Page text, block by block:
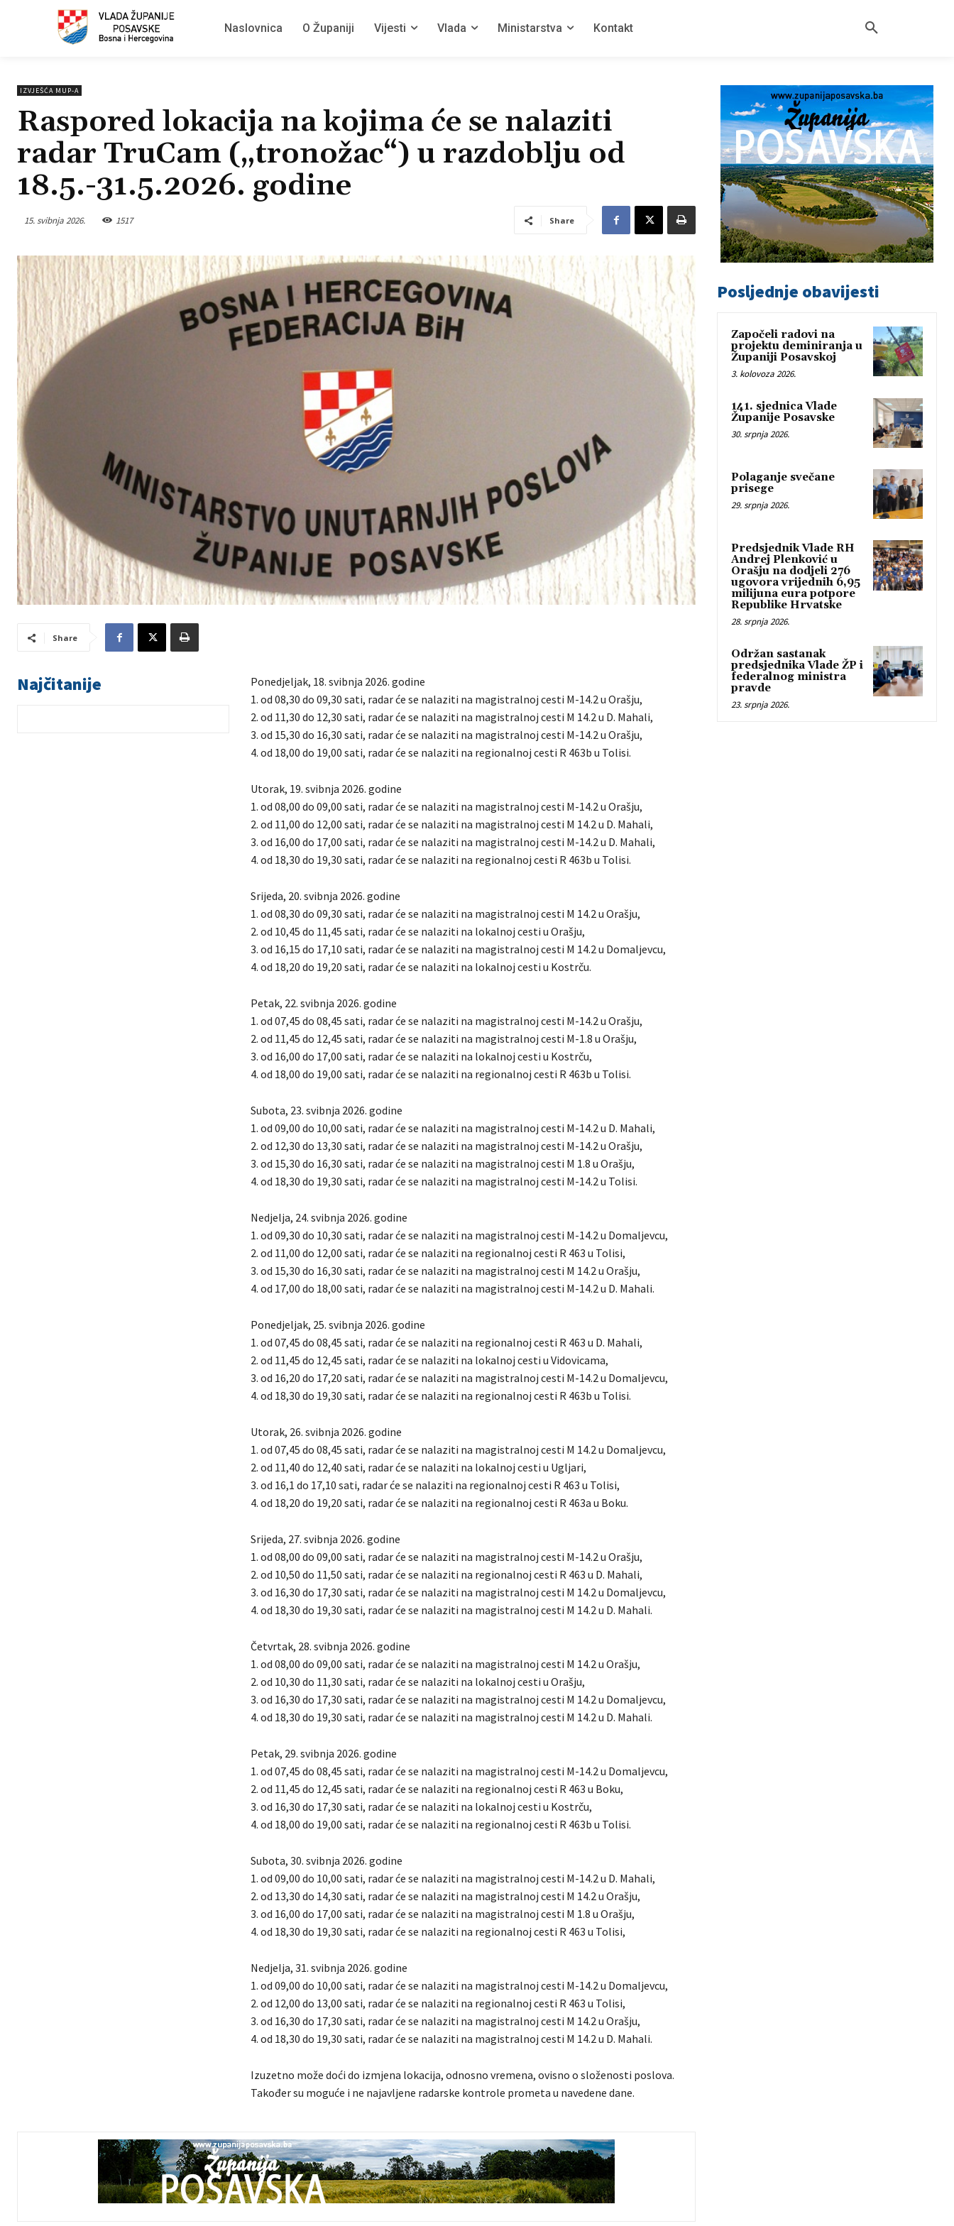
Naslovnica O Županiji Vijesti Vlada Ministarstva Kontakt
IZVJEŠĆA MUP-A
Raspored lokacija na kojima će se nalaziti
radar TruCam („tronožac“) u razdoblju od
18.5.-31.5.2026. godine
15. svibnja 2026. 1517 Share
Share
Najčitanije
Ponedjeljak, 18. svibnja 2026. godine
1. od 08,30 do 09,30 sati, radar će se nalaziti na magistralnoj cesti M-14.2 u Orašju,
2. od 11,30 do 12,30 sati, radar će se nalaziti na magistralnoj cesti M 14.2 u D. Mahali,
3. od 15,30 do 16,30 sati, radar će se nalaziti na magistralnoj cesti M-14.2 u Orašju,
4. od 18,00 do 19,00 sati, radar će se nalaziti na regionalnoj cesti R 463b u Tolisi.
Utorak, 19. svibnja 2026. godine
1. od 08,00 do 09,00 sati, radar će se nalaziti na magistralnoj cesti M-14.2 u Orašju,
2. od 11,00 do 12,00 sati, radar će se nalaziti na magistralnoj cesti M 14.2 u D. Mahali,
3. od 16,00 do 17,00 sati, radar će se nalaziti na magistralnoj cesti M-14.2 u D. Mahali,
4. od 18,30 do 19,30 sati, radar će se nalaziti na regionalnoj cesti R 463b u Tolisi.
Srijeda, 20. svibnja 2026. godine
1. od 08,30 do 09,30 sati, radar će se nalaziti na magistralnoj cesti M 14.2 u Orašju,
2. od 10,45 do 11,45 sati, radar će se nalaziti na lokalnoj cesti u Orašju,
3. od 16,15 do 17,10 sati, radar će se nalaziti na magistralnoj cesti M 14.2 u Domaljevcu,
4. od 18,20 do 19,20 sati, radar će se nalaziti na lokalnoj cesti u Kostrču.
Petak, 22. svibnja 2026. godine
1. od 07,45 do 08,45 sati, radar će se nalaziti na magistralnoj cesti M-14.2 u Orašju,
2. od 11,45 do 12,45 sati, radar će se nalaziti na magistralnoj cesti M-1.8 u Orašju,
3. od 16,00 do 17,00 sati, radar će se nalaziti na lokalnoj cesti u Kostrču,
4. od 18,00 do 19,00 sati, radar će se nalaziti na regionalnoj cesti R 463b u Tolisi.
Subota, 23. svibnja 2026. godine
1. od 09,00 do 10,00 sati, radar će se nalaziti na magistralnoj cesti M-14.2 u D. Mahali,
2. od 12,30 do 13,30 sati, radar će se nalaziti na magistralnoj cesti M-14.2 u Orašju,
3. od 15,30 do 16,30 sati, radar će se nalaziti na magistralnoj cesti M 1.8 u Orašju,
4. od 18,30 do 19,30 sati, radar će se nalaziti na magistralnoj cesti M-14.2 u Tolisi.
Nedjelja, 24. svibnja 2026. godine
1. od 09,30 do 10,30 sati, radar će se nalaziti na magistralnoj cesti M-14.2 u Domaljevcu,
2. od 11,00 do 12,00 sati, radar će se nalaziti na regionalnoj cesti R 463 u Tolisi,
3. od 15,30 do 16,30 sati, radar će se nalaziti na magistralnoj cesti M 14.2 u Orašju,
4. od 17,00 do 18,00 sati, radar će se nalaziti na magistralnoj cesti M-14.2 u D. Mahali.
Ponedjeljak, 25. svibnja 2026. godine
1. od 07,45 do 08,45 sati, radar će se nalaziti na regionalnoj cesti R 463 u D. Mahali,
2. od 11,45 do 12,45 sati, radar će se nalaziti na lokalnoj cesti u Vidovicama,
3. od 16,20 do 17,20 sati, radar će se nalaziti na magistralnoj cesti M-14.2 u Domaljevcu,
4. od 18,30 do 19,30 sati, radar će se nalaziti na regionalnoj cesti R 463b u Tolisi.
Utorak, 26. svibnja 2026. godine
1. od 07,45 do 08,45 sati, radar će se nalaziti na magistralnoj cesti M 14.2 u Domaljevcu,
2. od 11,40 do 12,40 sati, radar će se nalaziti na lokalnoj cesti u Ugljari,
3. od 16,1 do 17,10 sati, radar će se nalaziti na regionalnoj cesti R 463 u Tolisi,
4. od 18,20 do 19,20 sati, radar će se nalaziti na regionalnoj cesti R 463a u Boku.
Srijeda, 27. svibnja 2026. godine
1. od 08,00 do 09,00 sati, radar će se nalaziti na magistralnoj cesti M-14.2 u Orašju,
2. od 10,50 do 11,50 sati, radar će se nalaziti na regionalnoj cesti R 463 u D. Mahali,
3. od 16,30 do 17,30 sati, radar će se nalaziti na magistralnoj cesti M 14.2 u Domaljevcu,
4. od 18,30 do 19,30 sati, radar će se nalaziti na magistralnoj cesti M 14.2 u D. Mahali.
Četvrtak, 28. svibnja 2026. godine
1. od 08,00 do 09,00 sati, radar će se nalaziti na magistralnoj cesti M 14.2 u Orašju,
2. od 10,30 do 11,30 sati, radar će se nalaziti na lokalnoj cesti u Orašju,
3. od 16,30 do 17,30 sati, radar će se nalaziti na magistralnoj cesti M 14.2 u Domaljevcu,
4. od 18,30 do 19,30 sati, radar će se nalaziti na magistralnoj cesti M 14.2 u D. Mahali.
Petak, 29. svibnja 2026. godine
1. od 07,45 do 08,45 sati, radar će se nalaziti na magistralnoj cesti M-14.2 u Domaljevcu,
2. od 11,45 do 12,45 sati, radar će se nalaziti na regionalnoj cesti R 463 u Boku,
3. od 16,30 do 17,30 sati, radar će se nalaziti na lokalnoj cesti u Kostrču,
4. od 18,00 do 19,00 sati, radar će se nalaziti na regionalnoj cesti R 463b u Tolisi.
Subota, 30. svibnja 2026. godine
1. od 09,00 do 10,00 sati, radar će se nalaziti na magistralnoj cesti M-14.2 u D. Mahali,
2. od 13,30 do 14,30 sati, radar će se nalaziti na magistralnoj cesti M 14.2 u Orašju,
3. od 16,00 do 17,00 sati, radar će se nalaziti na magistralnoj cesti M 1.8 u Orašju,
4. od 18,30 do 19,30 sati, radar će se nalaziti na regionalnoj cesti R 463 u Tolisi,
Nedjelja, 31. svibnja 2026. godine
1. od 09,00 do 10,00 sati, radar će se nalaziti na magistralnoj cesti M-14.2 u Domaljevcu,
2. od 12,00 do 13,00 sati, radar će se nalaziti na regionalnoj cesti R 463 u Tolisi,
3. od 16,30 do 17,30 sati, radar će se nalaziti na magistralnoj cesti M 14.2 u Orašju,
4. od 18,30 do 19,30 sati, radar će se nalaziti na magistralnoj cesti M 14.2 u D. Mahali.
Izuzetno može doći do izmjena lokacija, odnosno vremena, ovisno o složenosti poslova.
Također su moguće i ne najavljene radarske kontrole prometa u navedene dane.
Posljednje obavijesti
Započeli radovi na
projektu deminiranja u
Županiji Posavskoj
3. kolovoza 2026.
141. sjednica Vlade
Županije Posavske
30. srpnja 2026.
Polaganje svečane
prisege
29. srpnja 2026.
Predsjednik Vlade RH
Andrej Plenković u
Orašju na dodjeli 276
ugovora vrijednih 6,95
milijuna eura potpore
Republike Hrvatske
28. srpnja 2026.
Održan sastanak
predsjednika Vlade ŽP i
federalnog ministra
pravde
23. srpnja 2026.